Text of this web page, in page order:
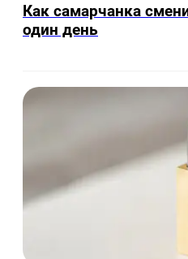
Как самарчанка
один день